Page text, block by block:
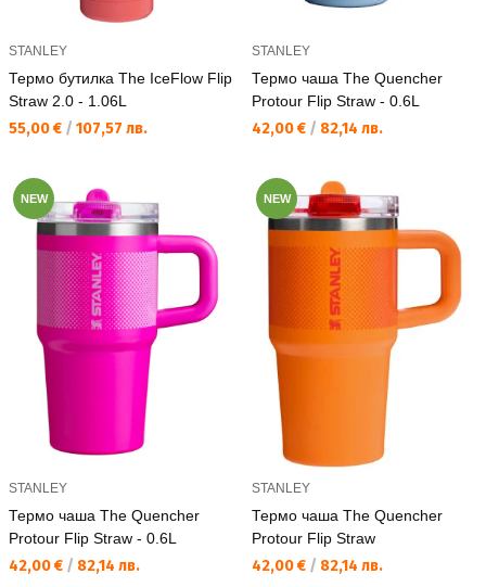
STANLEY
Термо бутилка The IceFlow Flip
Straw 2.0 - 1.06L
Текуща цена:
55,00 € / 107,57 лв.
STANLEY
Термо чаша The Quencher
Protour Flip Straw - 0.6L
Текуща цена:
42,00 € / 82,14 лв.
NEW
STANLEY
Термо чаша The Quencher
Protour Flip Straw - 0.6L
Текуща цена:
42,00 € / 82,14 лв.
NEW
STANLEY
Термо чаша The Quencher
Protour Flip Straw
Текуща цена:
42,00 € / 82,14 лв.